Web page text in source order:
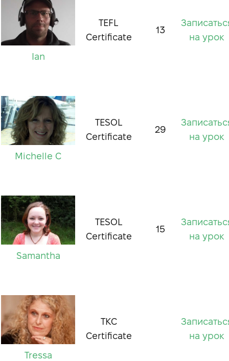
Ian
TEFL
Certificate
13
на урок
Michelle C
TESOL
Certificate
29
на урок
Samantha
TESOL
Certificate
15
на урок
Tressa
TKC
Certificate
на урок